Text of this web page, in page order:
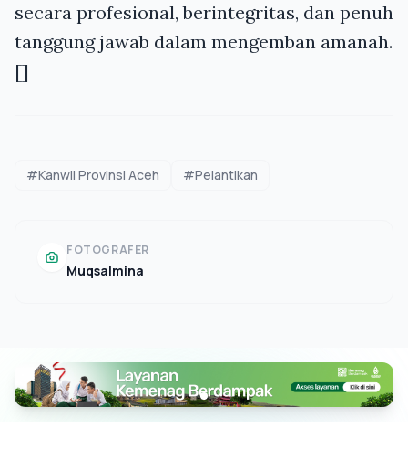
secara profesional, berintegritas, dan penuh
tanggung jawab dalam mengemban amanah.
[]
#Kanwil Provinsi Aceh #Pelantikan
FOTOGRAFER
Muqsalmina